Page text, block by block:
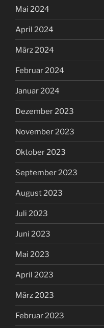
Mai 2024
April 2024
März 2024
Februar 2024
Januar 2024
Dezember 2023
November 2023
Oktober 2023
September 2023
August 2023
Juli 2023
Juni 2023
Mai 2023
April 2023
März 2023
Februar 2023